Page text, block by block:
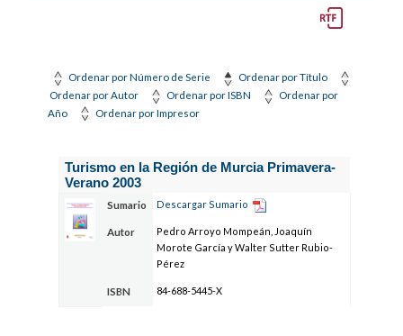
Ordenar por Número de Serie
Ordenar por Título
Ordenar por Autor
Ordenar por ISBN
Ordenar por
Año
Ordenar por Impresor
Turismo en la Región de Murcia Primavera-
Verano 2003
Sumario Descargar Sumario
Autor
Pedro Arroyo Mompeán, Joaquín
Morote García y Walter Sutter Rubio-
Pérez
ISBN 84-688-5445-X